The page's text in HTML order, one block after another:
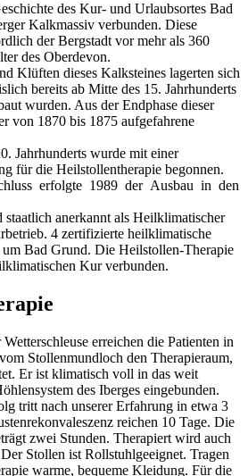
des Kur- und Urlaubsortes Bad
Kalkmassiv verbunden. Diese
der Bergstadt vor mehr als 360
des Oberdevon.
Klüften dieses Kalksteines lagerten sich
bereits ab Mitte des 15. Jahrhunderts
wurden. Aus der End­phase dieser
von 1870 bis 1875 aufgefahrene
Jahrhunderts wurde mit einer
für die Heilstollentherapie begonnen.
erfolgte 1989 der Ausbau in den
anerkannt als Heilklimatischer
4 zertifizierte heilklimatische
Bad Grund. Die Heilstollen-Therapie
Kur verbunden.
erreichen die Patienten in
Stollenmundloch den Therapieraum,
Er ist klimatisch voll in das weit
des Iberges eingebunden.
tritt nach unserer Erfahrung in etwa 3
reichen 10 Tage. Die
zwei Stunden. Therapiert wird auch
Stollen ist Rollstuhlgeeignet. Tragen
warme, bequeme Kleidung. Für die